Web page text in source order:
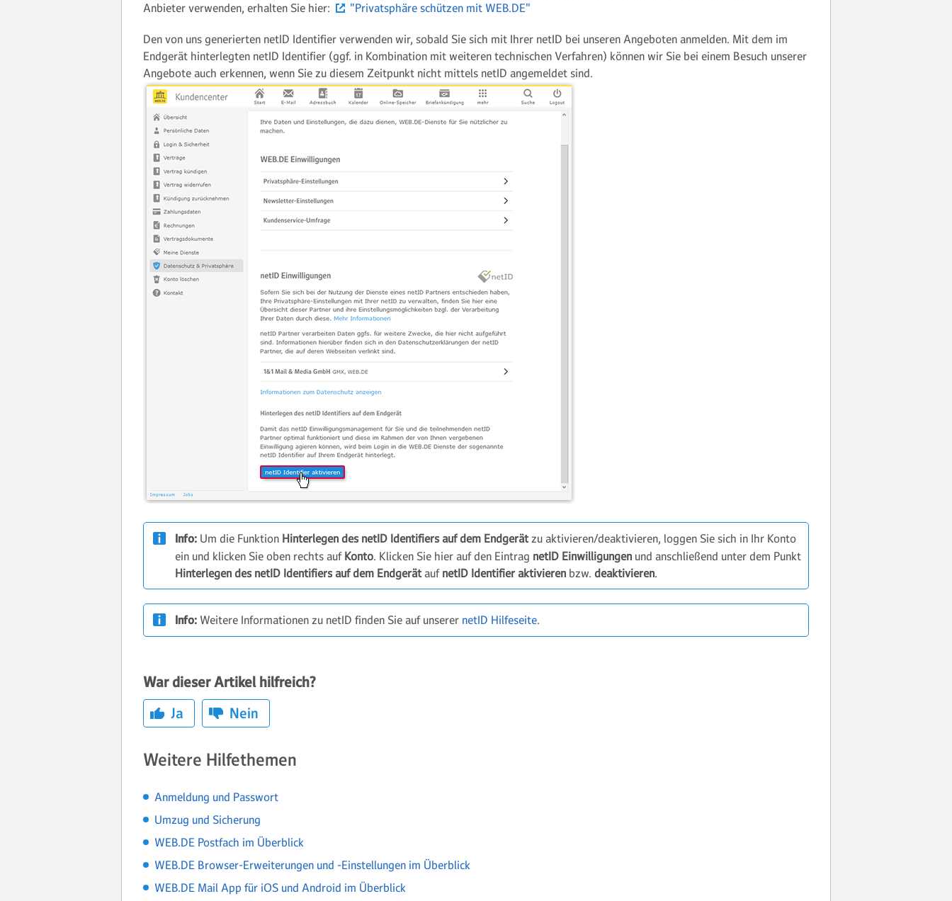
Anbieter verwenden, erhalten Sie hier:
"Privatsphäre schützen mit WEB.DE"
Den von uns generierten netID Identifier verwenden wir, sobald Sie sich mit Ihrer netID bei unseren Angeboten anmelden. Mit dem im
Endgerät hinterlegten netID Identifier (ggf. in Kombination mit weiteren technischen Verfahren) können wir Sie bei einem Besuch unserer
Angebote auch erkennen, wenn Sie zu diesem Zeitpunkt nicht mittels netID angemeldet sind.
Info: Um die Funktion Hinterlegen des netID Identifiers auf dem Endgerätzu aktivieren/deaktivieren, loggen Sie sich in Ihr Konto
ein und klicken Sie oben rechts auf Konto. Klicken Sie hier auf den Eintrag netID Einwilligungen und anschließend unter dem Punkt
Hinterlegen des netID Identifiers auf dem Endgerätauf netID Identifier aktivieren bzw. deaktivieren.
Info: Weitere Informationen zu netID finden Sie auf unserer netID Hilfeseite.
War dieser Artikel hilfreich?
Ja
Nein
Weitere Hilfethemen
Anmeldung und Passwort
Umzug und Sicherung
WEB.DE Postfach im Überblick
WEB.DE Browser-Erweiterungen und -Einstellungen im Überblick
WEB.DE Mail App für iOS und Android im Überblick